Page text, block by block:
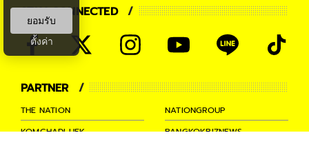
STAY CONNECTED
PARTNER
THE NATION
NATIONGROUP
KOMCHADLUEK
BANGKOKBIZNEWS
ยอมรับ
ตั้งค่า